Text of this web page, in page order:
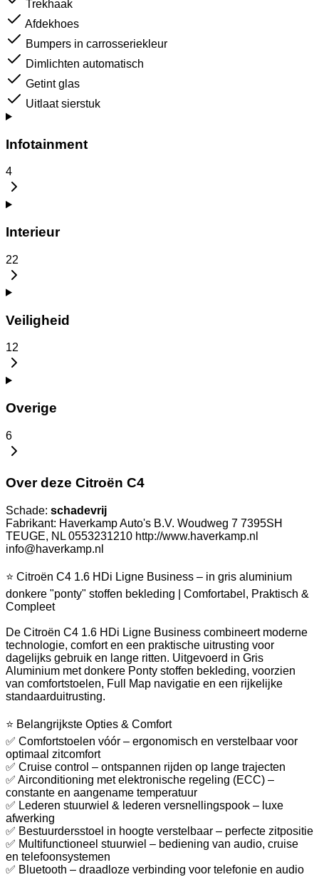
Trekhaak
Afdekhoes
Bumpers in carrosseriekleur
Dimlichten automatisch
Getint glas
Uitlaat sierstuk
Infotainment
4
Interieur
22
Veiligheid
12
Overige
6
Over deze Citroën C4
Schade: schadevrij
Fabrikant: Haverkamp Auto's B.V. Woudweg 7 7395SH
TEUGE, NL 0553231210 http://www.haverkamp.nl
info@haverkamp.nl
⭐ Citroën C4 1.6 HDi Ligne Business – in gris aluminium
donkere "ponty" stoffen bekleding | Comfortabel, Praktisch &
Compleet
De Citroën C4 1.6 HDi Ligne Business combineert moderne
technologie, comfort en een praktische uitrusting voor
dagelijks gebruik en lange ritten. Uitgevoerd in Gris
Aluminium met donkere Ponty stoffen bekleding, voorzien
van comfortstoelen, Full Map navigatie en een rijkelijke
standaarduitrusting.
⭐ Belangrijkste Opties & Comfort
✅ Comfortstoelen vóór – ergonomisch en verstelbaar voor
optimaal zitcomfort
✅ Cruise control – ontspannen rijden op lange trajecten
✅ Airconditioning met elektronische regeling (ECC) –
constante en aangename temperatuur
✅ Lederen stuurwiel & lederen versnellingspook – luxe
afwerking
✅ Bestuurdersstoel in hoogte verstelbaar – perfecte zitpositie
✅ Multifunctioneel stuurwiel – bediening van audio, cruise
en telefoonsystemen
✅ Bluetooth – draadloze verbinding voor telefonie en audio